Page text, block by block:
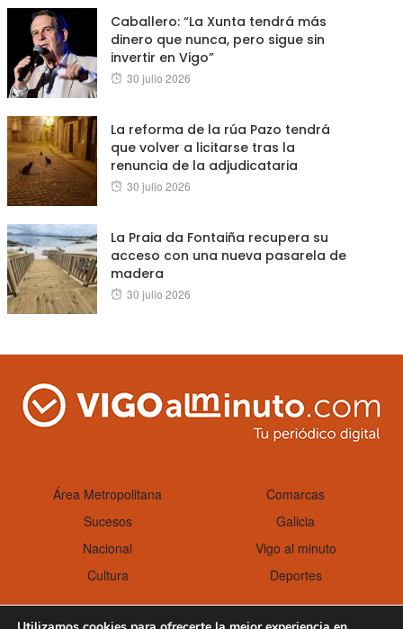
Caballero: “La Xunta tendrá más
dinero que nunca, pero sigue sin
invertir en Vigo”
Posted
30 julio 2026
La reforma de la rúa Pazo tendrá
que volver a licitarse tras la
renuncia de la adjudicataria
Posted
30 julio 2026
La Praia da Fontaiña recupera su
acceso con una nueva pasarela de
madera
Posted
30 julio 2026
Área Metropolitana
Comarcas
Sucesos
Galicia
Nacional
Vigo al minuto
Cultura
Deportes